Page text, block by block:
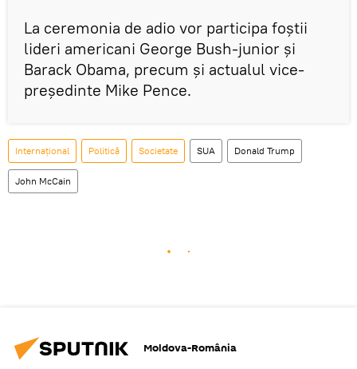
La ceremonia de adio vor participa foștii
lideri americani George Bush-junior și
Barack Obama, precum și actualul vice-
președinte Mike Pence.
Internaţional Politică Societate SUA Donald Trump
John McCain
Moldova-România